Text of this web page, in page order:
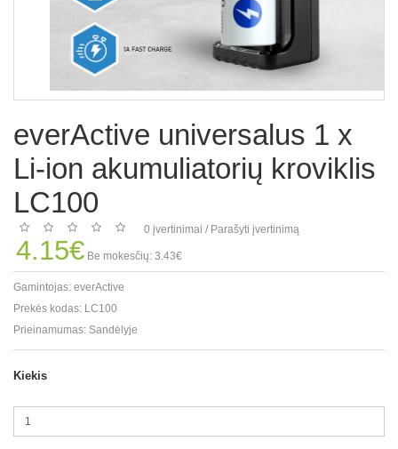
everActive universalus 1 x
Li-ion akumuliatorių kroviklis
LC100
0 įvertinimai / Parašyti įvertinimą
4.15€ Be mokesčių: 3.43€
Gamintojas: everActive
Prekės kodas: LC100
Prieinamumas: Sandėlyje
Kiekis